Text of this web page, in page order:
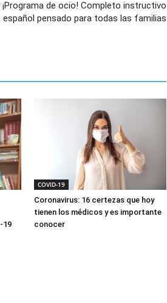
¡Programa de ocio! Completo instructivo
español pensado para todas las familias
19
COVID-19
Coronavirus: 16 certezas que hoy
tienen los médicos y es importante
conocer